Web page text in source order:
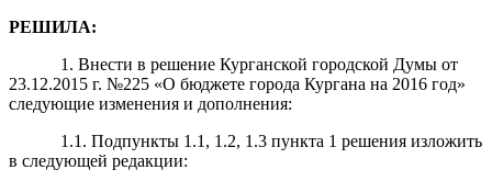
РЕШИЛА:
1. Внести в решение Курганской городской Думы от
23.12.2015 г. №225 «О бюджете города Кургана на 2016 год»
следующие изменения и дополнения:
1.1. Подпункты 1.1, 1.2, 1.3 пункта 1 решения изложить
в следующей редакции: